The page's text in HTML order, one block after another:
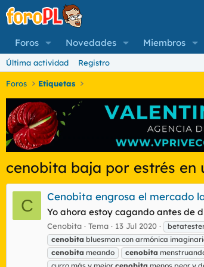
Foros Novedades Miembros
Última actividad Registro
Foros Etiquetas
cenobita baja por estrés en
C Cenobita engrosa el mercado
Yo ahora estoy cagando antes de
Cenobita Tema 13 Jul 2020
cenobita bluesman con armónica
cenobita meando cenobita